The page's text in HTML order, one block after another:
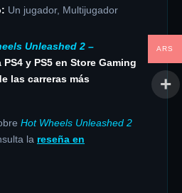
Un jugador, Multijugador
Unleashed 2 –
PS4 y PS5 en Store Gaming
las carreras más
Hot Wheels Unleashed 2
la reseña en
ARS